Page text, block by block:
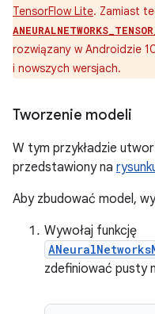
TensorFlow Lite. Zamiast
rozwiązany w Androidzie
i nowszych wersjach.
Tworzenie modeli
W tym przykładzie
przedstawiony na
Aby zbudować model,
Wywołaj funkcję
zdefiniować pusty